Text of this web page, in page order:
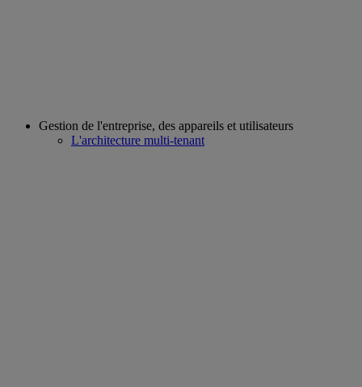
Gestion de l'entreprise, des appareils et utilisateurs
L'architecture multi-tenant